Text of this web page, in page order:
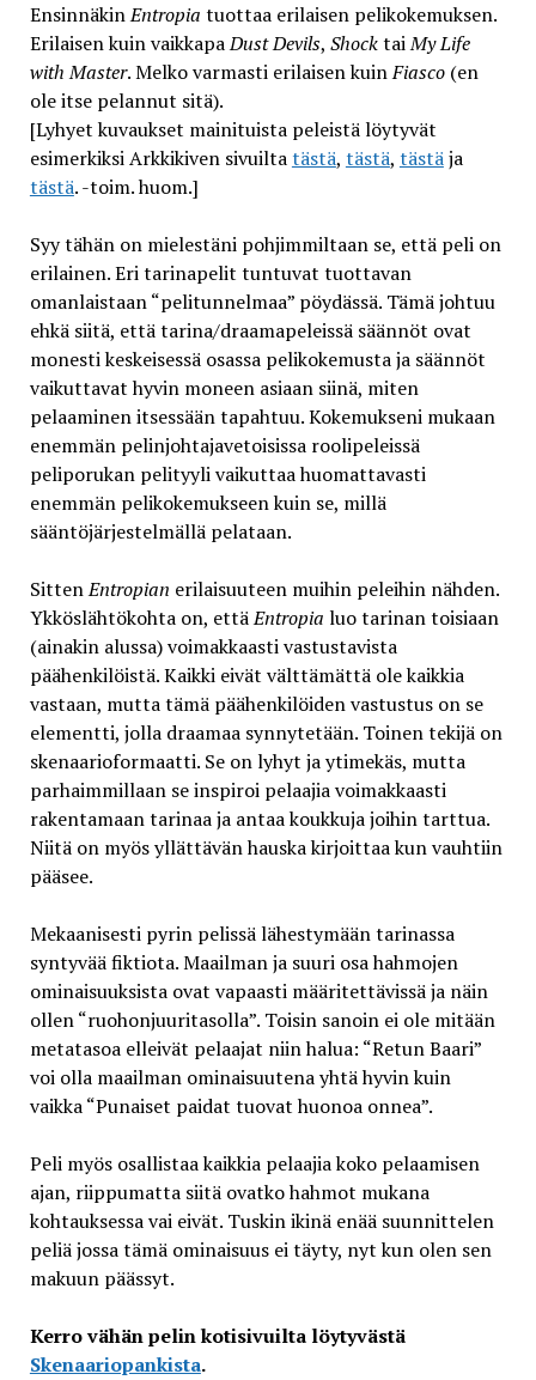
EnsinnäkinEntropia tuottaa erilaisen pelikokemuksen.
Erilaisen kuin vaikkapaDust Devils, ShocktaiMy Life
with Master. Melko varmasti erilaisen kuinFiasco(en
ole itse pelannut sitä).
[Lyhyet kuvaukset mainituista peleistä löytyvät
esimerkiksi Arkkikiven sivuiltatästä, tästä, tästäja
tästä. -toim. huom.]
Syy tähän on mielestäni pohjimmiltaan se, että peli on
erilainen. Eri tarinapelit tuntuvat tuottavan
omanlaistaan “pelitunnelmaa” pöydässä. Tämä johtuu
ehkä siitä, että tarina/draamapeleissä säännöt ovat
monesti keskeisessä osassa pelikokemusta ja säännöt
vaikuttavat hyvin moneen asiaan siinä, miten
pelaaminen itsessään tapahtuu. Kokemukseni mukaan
enemmän pelinjohtajavetoisissa roolipeleissä
peliporukan pelityyli vaikuttaa huomattavasti
enemmän pelikokemukseen kuin se, millä
sääntöjärjestelmällä pelataan.
SittenEntropian erilaisuuteen muihin peleihin nähden.
Ykköslähtökohta on, ettäEntropia luo tarinan toisiaan
(ainakin alussa) voimakkaasti vastustavista
päähenkilöistä. Kaikki eivät välttämättä ole kaikkia
vastaan, mutta tämä päähenkilöiden vastustus on se
elementti, jolla draamaa synnytetään. Toinen tekijä on
skenaarioformaatti. Se on lyhyt ja ytimekäs, mutta
parhaimmillaan se inspiroi pelaajia voimakkaasti
rakentamaan tarinaa ja antaa koukkuja joihin tarttua.
Niitä on myös yllättävän hauska kirjoittaa kun vauhtiin
pääsee.
Mekaanisesti pyrin pelissä lähestymään tarinassa
syntyvää fiktiota. Maailman ja suuri osa hahmojen
ominaisuuksista ovat vapaasti määritettävissä ja näin
ollen “ruohonjuuritasolla”. Toisin sanoin ei ole mitään
metatasoa elleivät pelaajat niin halua: “Retun Baari”
voi olla maailman ominaisuutena yhtä hyvin kuin
vaikka “Punaiset paidat tuovat huonoa onnea”.
Peli myös osallistaa kaikkia pelaajia koko pelaamisen
ajan, riippumatta siitä ovatko hahmot mukana
kohtauksessa vai eivät. Tuskin ikinä enää suunnittelen
peliä jossa tämä ominaisuus ei täyty, nyt kun olen sen
makuun päässyt.
Kerro vähän pelin kotisivuilta löytyvästä
Skenaariopankista.